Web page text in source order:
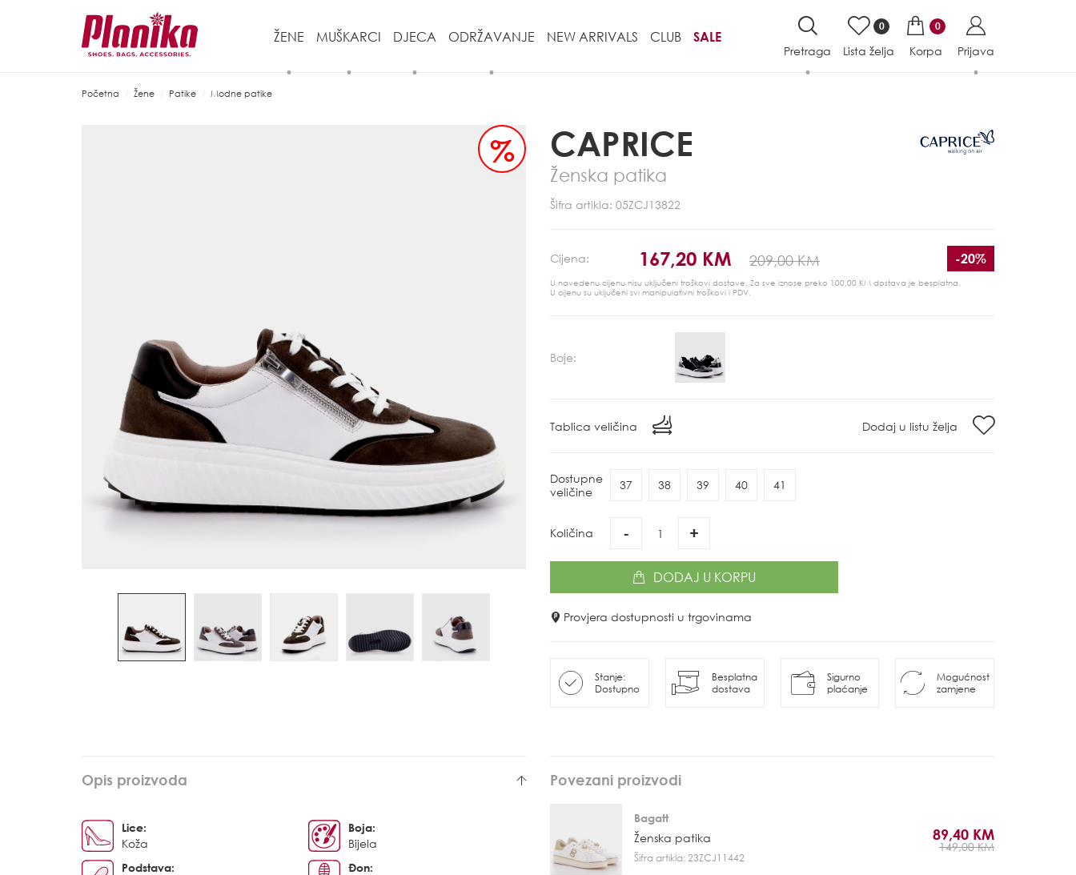
ŽENE MUŠKARCI DJECA ODRŽAVANJE NEW ARRIVALS CLUB SALE
Pretraga
0
Lista želja
0
Korpa Prijava
Početna Žene Patike Modne patike
% CAPRICE
Ženska patika
Šifra artikla: 05ZCJ13822
Cijena: 167,20 KM 209,00 KM -20%
U navedenu cijenu nisu uključeni troškovi dostave. Za sve iznose preko 100,00 KM dostava je besplatna.
U cijenu su uključeni svi manipulativni troškovi i PDV.
Boje:
Tablica veličina Dodaj u listu želja
Dostupne
veličine
37 38 39 40 41
Količina - +
DODAJ U KORPU
Provjera dostupnosti u trgovinama
Stanje:
Dostupno
Besplatna
dostava
Sigurno
plaćanje
Mogućnost
zamjene
Opis proizvoda
Lice:
Koža
Boja:
Bijela
Podstava:
Đon:
Povezani proizvodi
Bagatt
Ženska patika
Šifra artikla: 23ZCJ11442
89,40 KM
149,00 KM